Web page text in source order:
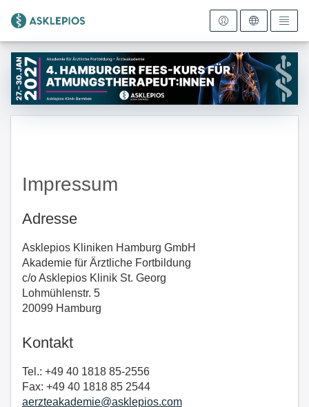
Zur Startseite
Impressum
Adresse
Asklepios Kliniken Hamburg GmbH
Akademie für Ärztliche Fortbildung
c/o Asklepios Klinik St. Georg
Lohmühlenstr. 5
20099 Hamburg
Kontakt
Tel.: +49 40 1818 85-2556
Fax: +49 40 1818 85 2544
aerzteakademie@asklepios.com